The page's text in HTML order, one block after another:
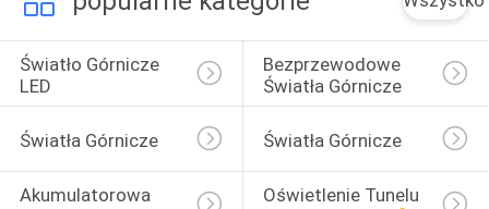
Światło Górnicze
LED
Bezprzewodowe
Światła Górnicze
Światła Górnicze Światła Górnicze
Akumulatorowa
Oświetlenie Tunelu